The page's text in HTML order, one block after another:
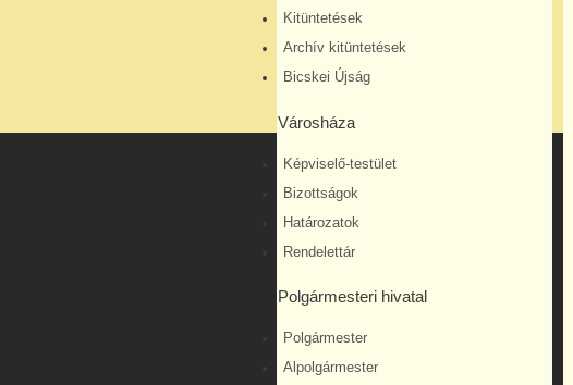
Kitüntetések
Archív kitüntetések
Bicskei Újság
Városháza
Képviselő-testület
Bizottságok
Határozatok
Rendelettár
Polgármesteri hivatal
Polgármester
Alpolgármester